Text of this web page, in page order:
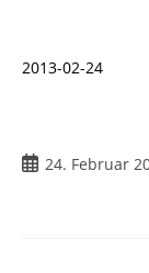
2013-02-24
24. Februar